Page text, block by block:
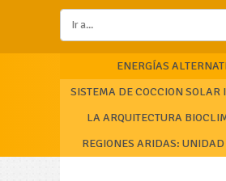
ENERGÍAS
SISTEMA DE COCCION SOLAR
LA ARQUITECTURA
REGIONES ARIDAS: